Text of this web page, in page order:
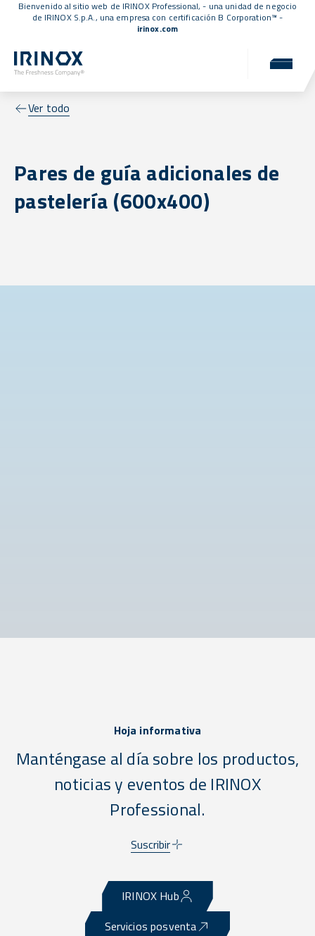
Bienvenido al sitio web de IRINOX Professional, - una unidad de negocio
de IRINOX S.p.A., una empresa con certificación B Corporation™ -
irinox.com
Ver todo
Pares de guía adicionales de
pastelería (600x400)
Hoja informativa
Manténgase al día sobre los productos,
noticias y eventos de IRINOX
Professional.
Suscribir
IRINOX Hub
Servicios posventa